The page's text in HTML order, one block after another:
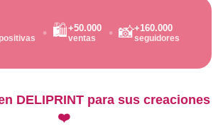
🛍️+50.000
ventas 📸+160.000
seguidores
DELIPRINT para sus creaciones
❤️